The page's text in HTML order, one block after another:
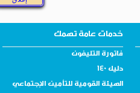
خدمات عامة تهمك
فاتورة التليفون
دليل 140
الهيئة القومية للتأمين الإجتماعي